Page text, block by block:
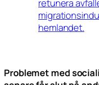
retunera
hemlandet.
Problemet med